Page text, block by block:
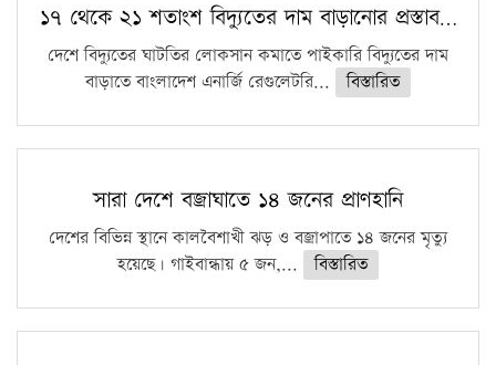
১৭ থেকে ২১ শতাংশ বিদ্যুতের দাম বাড়ানোর প্রস্তাব…
দেশে বিদ্যুতের ঘাটতির লোকসান কমাতে পাইকারি বিদ্যুতের দাম
বাড়াতে বাংলাদেশ এনার্জি রেগুলেটরি...
বিস্তারিত
সারা দেশে বজ্রাঘাতে ১৪ জনের প্রাণহানি
দেশের বিভিন্ন স্থানে কালবৈশাখী ঝড় ও বজ্রাপাতে ১৪ জনের মৃত্যু
হয়েছে। গাইবান্ধায় ৫ জন,...
বিস্তারিত